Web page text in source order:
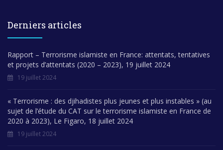
Derniers articles
Rapport – Terrorisme islamiste en France: attentats, tentatives
et projets d’attentats (2020 – 2023), 19 juillet 2024
19 juillet 2024
« Terrorisme : des djihadistes plus jeunes et plus instables » (au
sujet de l’étude du CAT sur le terrorisme islamiste en France de
2020 à 2023), Le Figaro, 18 juillet 2024
19 juillet 2024